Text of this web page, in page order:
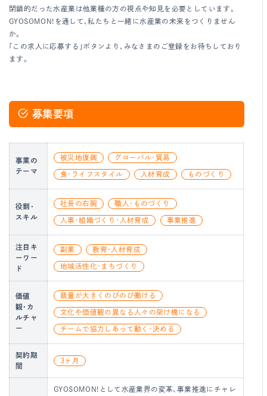
閉鎖的だった水産業は他業種の方の視点や知見を必要としています。
GYOSOMON!を通して、私たちと一緒に水産業の未来をつくりません
か。
「この求人に応募する」ボタンより、みなさまのご登録をお待ちしており
ます。
募集要項
事業の
テーマ
被災地復興 グローバル・貿易
食・ライフスタイル 人材育成 ものづくり
役割・
スキル
社長の右腕 職人・ものづくり
人事・組織づくり・人材育成 事業推進
注目キ
ーワー
ド
副業 教育・人材育成
地域活性化・まちづくり
価値
観・カ
ルチャ
ー
裁量が大きくのびのび働ける
文化や価値観の異なる人々の架け橋になる
チームで協力しあって動く・決める
契約期
間
3ヶ月
GYOSOMON!として水産業界の変革、事業推進にチャレ